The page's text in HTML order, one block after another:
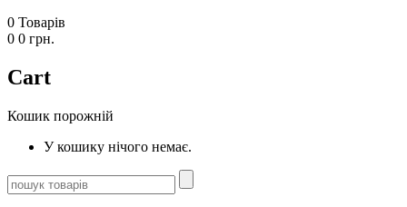
0 Товарів
0 0 грн.
Cart
Кошик порожній
У кошику нічого немає.